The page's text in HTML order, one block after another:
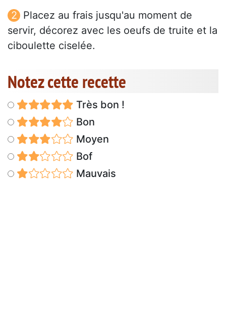
Placez au frais jusqu'au moment de
servir, décorez avec les oeufs de truite et la
ciboulette ciselée.
Notez cette recette
Très bon !
Bon
Moyen
Bof
Mauvais